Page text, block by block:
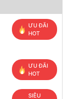
ƯU ĐÃI
HOT
ƯU ĐÃI
HOT
SIÊU